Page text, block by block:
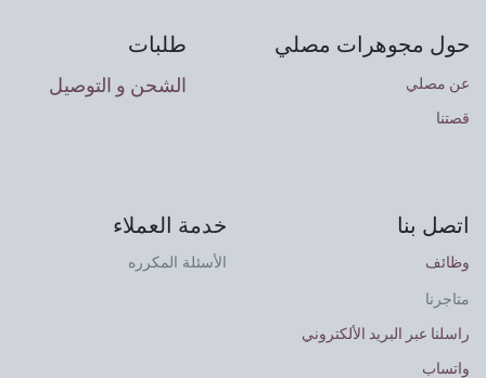
حول مجوهرات مصلي
عن مصلي
قصتنا
طلبات
الشحن و التوصيل
اتصل بنا
وظائف
متاجرنا
راسلنا عبر البريد الألكتروني
واتساب
خدمة العملاء
الأسئلة المكرره